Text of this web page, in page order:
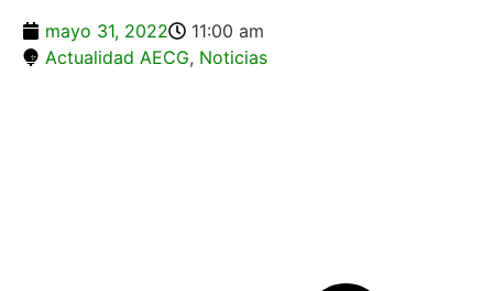
mayo 31, 2022
11:00 am
Actualidad AECG, Noticias